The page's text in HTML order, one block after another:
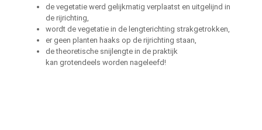
de vegetatie werd gelijkmatig verplaatst en uitgelijnd in
de rijrichting,
wordt de vegetatie in de lengterichting strakgetrokken,
er geen planten haaks op de rijrichting staan,
de theoretische snijlengte in de praktijk
kan grotendeels worden nageleefd!